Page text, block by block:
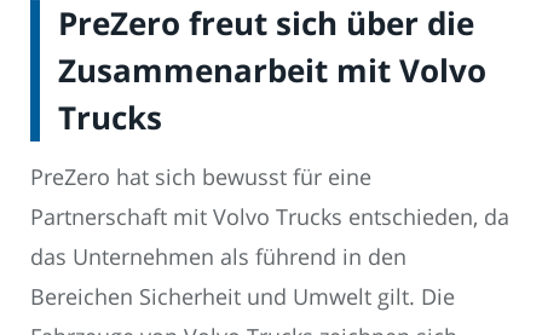
PreZero freut sich über die
Zusammenarbeit mit Volvo
Trucks
PreZero hat sich bewusst für eine
Partnerschaft mit Volvo Trucks entschieden, da
das Unternehmen als führend in den
Bereichen Sicherheit und Umwelt gilt. Die